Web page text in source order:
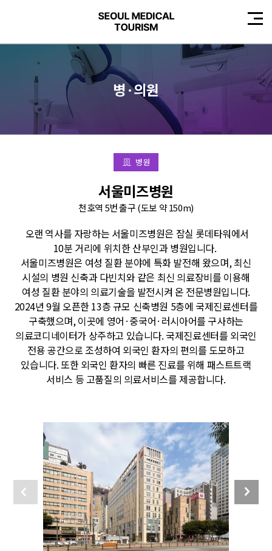
병·의원
병원
서울미즈병원
천호역 5번 출구 (도보 약 150m)
오랜 역사를 자랑하는 서울미즈병원은 잠실 롯데타워에서
10분 거리에 위치한 산부인과 병원입니다.
서울미즈병원은 여성 질환 분야에 특화 발전해 왔으며, 최신
시설의 병원 신축과 다빈치와 같은 최신 의료장비를 이용해
여성 질환 분야의 의료기술을 발전시켜 온 전문병원입니다.
2024년 9월 오픈한 13층 규모 신축병원 5층에 국제진료센터를
구축했으며, 이곳에 영어·중국어·러시아어를 구사하는
의료코디네이터가 상주하고 있습니다. 국제진료센터를 외국인
전용 공간으로 조성하여 외국인 환자의 편의를 도모하고
있습니다. 또한 외국인 환자의 빠른 진료를 위해 패스트트랙
서비스 등 고품질의 의료서비스를 제공합니다.